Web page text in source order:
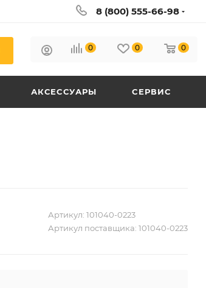
8 (800) 555-66-98
0 0 0
АКСЕССУАРЫ СЕРВИС
Артикул: 101040-0223
Артикул поставщика: 101040-0223